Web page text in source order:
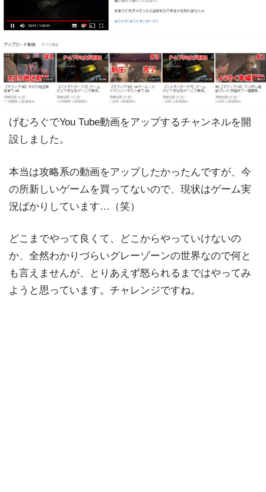
げむろぐでYou Tube動画をアップするチャンネルを開
設しました。
本当は攻略系の動画をアップしたかったんですが、今
の所新しいゲームを買ってないので、現状はゲーム実
況ばかりしています…（笑）
どこまでやって良くて、どこからやっていけないの
か、全然わかりづらいグレーゾーンの世界なので何と
も言えませんが、とりあえず怒られるまではやってみ
ようと思っています。チャレンジですね。